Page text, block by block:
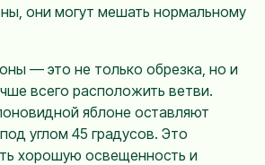
они могут мешать нормальному
— это не только обрезка, но и
всего расположить ветви.
яблоне оставляют
углом 45 градусов. Это
хорошую освещенность и